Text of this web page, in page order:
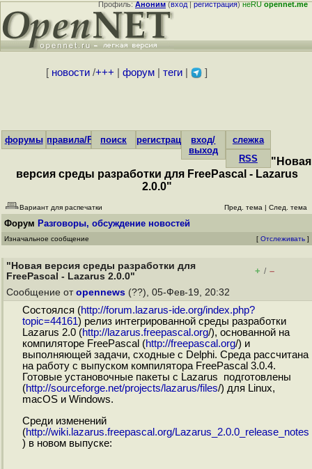
Профиль:Аноним(вход|регистрация)неRUopennet.me
[ новости/+++ форум| теги| ]
форумы правила/FAQпоиск регистрациявход/
выход
слежка
RSS
"Новая
версия среды разработки для FreePascal - Lazarus
2.0.0"
Вариант для распечатки Пред. тема | След. тема
Форум Разговоры, обсуждение новостей
Изначальное сообщение [ Отслеживать ]
"Новая версия среды разработки для
FreePascal - Lazarus 2.0.0"
+ / –
Сообщение от opennews (??), 05-Фев-19, 20:32
Состоялся (http://forum.lazarus-ide.org/index.php?
topic=44161) релиз интегрированной среды разработки
Lazarus 2.0 (http://lazarus.freepascal.org/), основанной на
компиляторе FreePascal (http://freepascal.org/) и
выполняющей задачи, сходные с Delphi. Среда рассчитана
на работу с выпуском компилятора FreePascal 3.0.4.
Готовые установочные пакеты с Lazarus подготовлены
(http://sourceforge.net/projects/lazarus/files/) для Linux,
macOS и Windows.
Среди изменений
(http://wiki.lazarus.freepascal.org/Lazarus_2.0.0_release_notes
) в новом выпуске: